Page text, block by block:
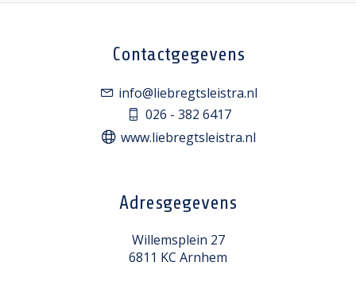
Contactgegevens
info@liebregtsleistra.nl
026 - 382 6417
www.liebregtsleistra.nl
Adresgegevens
Willemsplein 27
6811 KC Arnhem